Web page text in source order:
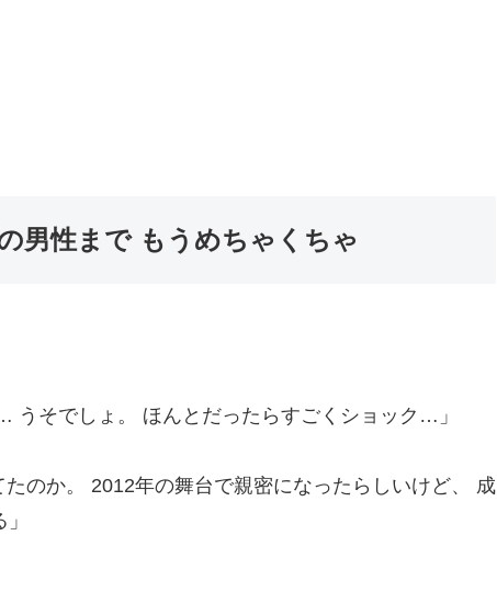
男性まで もうめちゃくちゃ
うそでしょ。 ほんとだったらすごくショック…」
のか。 2012年の舞台で親密になったらしいけど、 成